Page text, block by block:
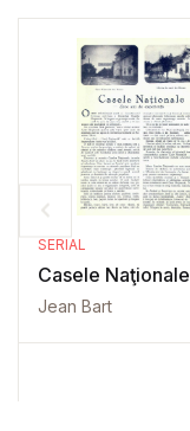
SERIAL
Casele Naţionale
Jean Bart